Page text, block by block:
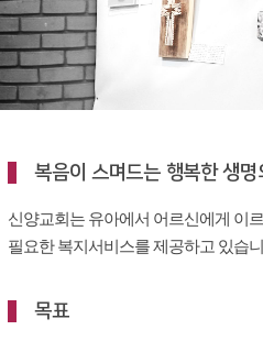
복음이 스며드는 행복한 생명
신양교회는 유아에서 어르신에게 이
필요한 복지서비스를 제공하고 있습
목표